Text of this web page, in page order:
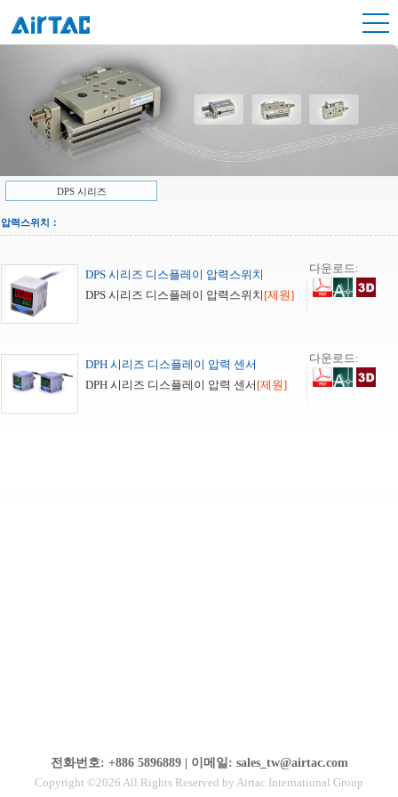
DPS 시리즈
압력스위치：
DPS 시리즈 디스플레이 압력스위치
DPS 시리즈 디스플레이 압력스위치 [제원]
다운로드:
DPH 시리즈 디스플레이 압력 센서
DPH 시리즈 디스플레이 압력 센서 [제원]
다운로드:
전화번호: +886 5896889 | 이메일: sales_tw@airtac.com
Copyright ©2026 All Rights Reserved by Airtac International Group